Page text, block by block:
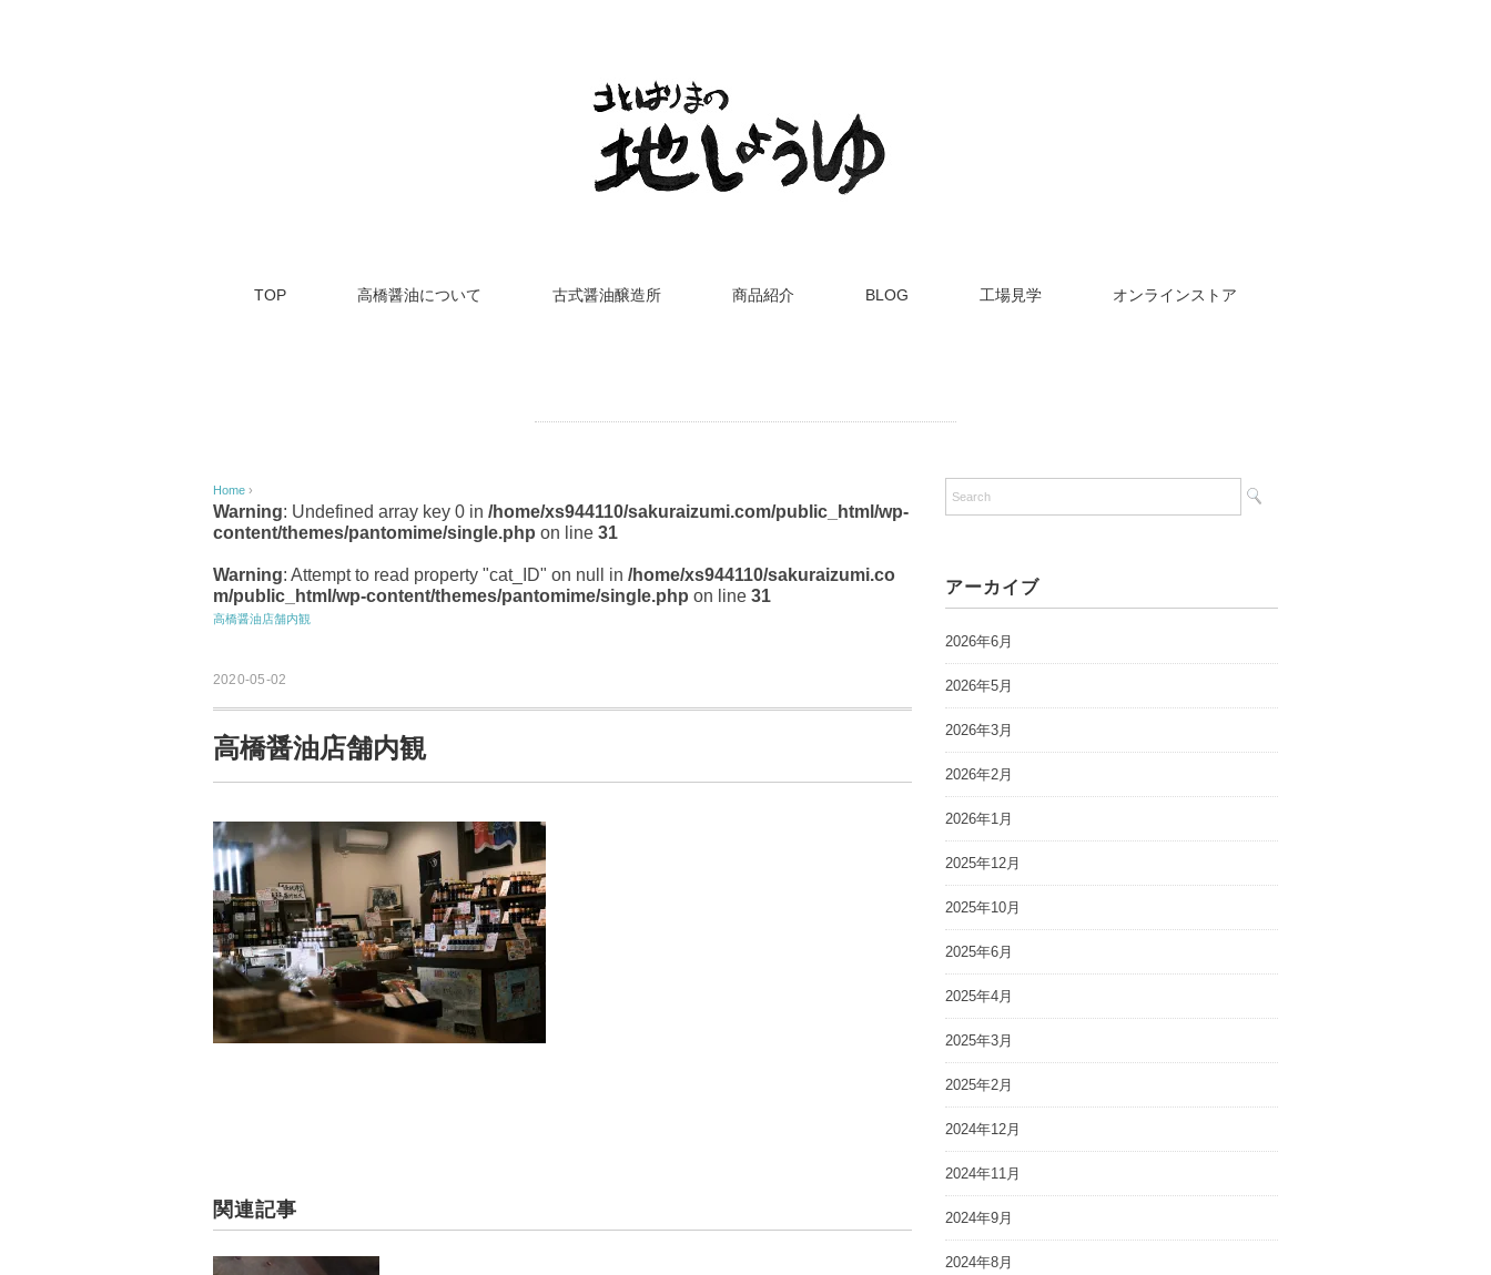
TOP 高橋醤油について 古式醤油醸造所 商品紹介 BLOG 工場見学 オンラインストア
Home ›
Warning: Undefined array key 0 in /home/xs944110/sakuraizumi.com/public_html/wp-
content/themes/pantomime/single.php on line 31
Warning: Attempt to read property "cat_ID" on null in /home/xs944110/sakuraizumi.co
m/public_html/wp-content/themes/pantomime/single.php on line 31
高橋醤油店舗内観
2020-05-02
高橋醤油店舗内観
関連記事
アーカイブ
2026年6月
2026年5月
2026年3月
2026年2月
2026年1月
2025年12月
2025年10月
2025年6月
2025年4月
2025年3月
2025年2月
2024年12月
2024年11月
2024年9月
2024年8月